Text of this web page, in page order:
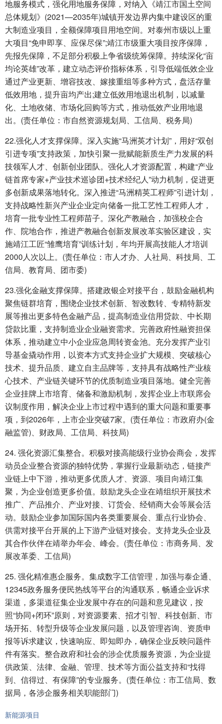
地服务模式，强化用地服务保障，对纳入《靖江市国土空间
总体规划》(2021—2035年)城镇开发边界内集中建设区的重
大制造业项目，全额保障项目用地空间。对泰州市级以上重
大项目“免申即享、应保尽保”;靖江市级重大项目按序保障，
先报先保障，不足部分积极上争省级统筹保障。持续深化“亩
均论英雄”改革，建立动态评价指标体系，引导低端低效企业
通过产业更新、增容技改、嫁接重组等多种方式，盘活存量
低效用地，提升亩均产出;建立低效用地退出机制，以减量
化、土地收储、市场化回购等方式，推动低效产业用地退
出。(责任单位：市自然资源规划局、工信局、税务局)
22.强化人才支撑保障。深入实施“马洲英才计划”，用好“双创
引进专项”支持政策，加快引聚一批赋能新质生产力发展的科
技领军人才、创新创业团队。强化人才资源配置，构建“产业
链首席专家+产业技术巡诊团+技术经纪人”动力机制，促进更
多创新成果落地转化。深入推进“马洲精英工程师”引进计划，
支持战略性新兴产业企业定向储备一批工艺性工程师人才，
培育一批专业性工程师苗子。深化产教融合，加强校企合
作、院地合作，推进产教融合创新发展改革实验区建设，实
施靖江工匠“雏鹰培育”训练计划，年均开展高技能人才培训
2000人次以上。(责任单位：市人才办、人社局、科技局、工
信局、教育局、团市委)
23.强化金融支撑保障。搭建政银企对接平台，鼓励金融机构
聚焦链群培育，围绕企业技术创新、智改数转、专精特新发
展等推出更多特色金融产品，提高制造业信用贷款、中长期
贷款比重，支持制造业企业融资需求。完善政府性融资担保
体系，推动建立中小企业应急周转资金池。充分发挥产业引
导基金撬动作用，以资本方式支持企业扩大规模、突破核心
技术、提升品质、建立自主品牌等，支持具有战略性产业核
心技术、产业链关键环节的优质制造业项目落地。健全完善
企业挂牌上市培育、储备和激励机制，发挥企业上市联席会
议制度作用，解决企业上市过程中遇到的重大问题和重要事
项，到2026年，上市企业突破7家。(责任单位：市政府办(金
融监管)、财政局、工信局、科技局)
24. 强化资源汇集整合。积极对接高能级行业协会商会，发挥
动员企业整合资源的独特优势，掌握行业最新动态，链接产
业链上中下游，推动更多优质人才、资源、项目向靖江集
聚，为企业创造更多价值。鼓励龙头企业在靖组织开展技术
推广、产品推介、产业对接、订货会、经销商大会等展会活
动。鼓励企业参加国际国内各类重要展会、重点行业协会、
供需对接平台开展的上下游产业链对接会。支持龙头企业及
其合作伙伴在靖举办年会、峰会。(责任单位：市商务局、发
展改革委、工信局)
25. 强化精准惠企服务。集成数字工信管理，加强与泰企通、
12345政务服务便民热线等平台的沟通联系，畅通企业诉求
渠道，多渠道征集企业发展中存在的问题和意见建议，按
照“协同+闭环”原则，对资源要素、招才引智、科技创新、市
场开拓、转型升级等企业发展问题，以及管理咨询、资质申
报等诉求建议，快速响应、即知即办，确保企业反映问题件
件有落实。整合政府和社会的涉企优质服务资源，为企业提
供政策、法律、金融、管理、技术等方面公益支持和“找得
到、信得过、有保障”的专业服务。(责任单位：市工信局、数
据局，各涉企服务相关职能部门)
新能源项目